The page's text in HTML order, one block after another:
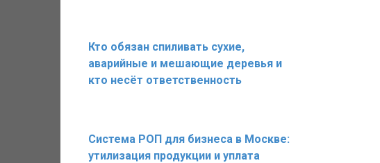
Кто обязан спиливать сухие,
аварийные и мешающие деревья и
кто несёт ответственность
Система РОП для бизнеса в Москве:
утилизация продукции и уплата